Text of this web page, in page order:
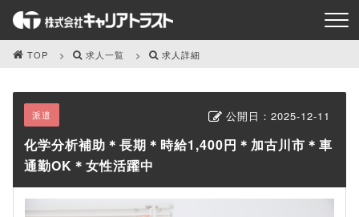
TOP 求人一覧 求人詳細
公開日：2025-12-11
派遣
化学分析補助＊長期＊時給1,400円＊加古川市＊車
通勤OK＊女性活躍中